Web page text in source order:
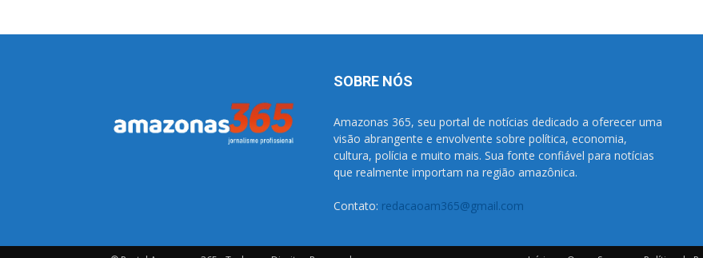
SOBRE NÓS
Amazonas 365, seu portal de notícias dedicado a oferecer uma
visão abrangente e envolvente sobre política, economia,
cultura, polícia e muito mais. Sua fonte confiável para notícias
que realmente importam na região amazônica.
Contato: redacaoam365@gmail.com